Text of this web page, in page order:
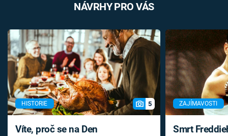
NÁVRHY PRO VÁS
HISTORIE 5
Víte, proč se na Den
ZAJÍMAVOSTI
Smrt